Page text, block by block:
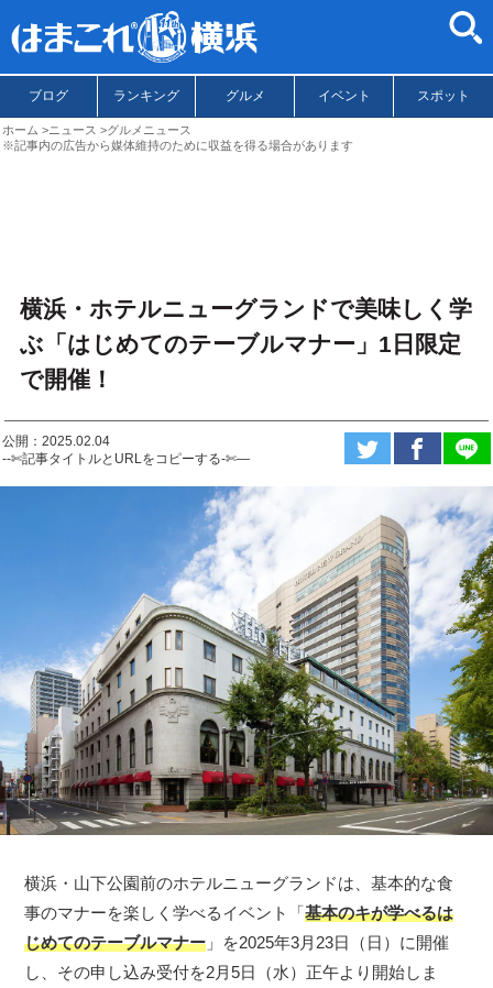
ブログ ランキング グルメ イベント スポット
ホーム ニュース
グルメニュース
※記事内の広告から媒体維持のために収益を得る場合があります
横浜・ホテルニューグランドで美味しく学
ぶ「はじめてのテーブルマナー」1日限定
で開催！
公開：2025.02.04
--✄記事タイトルとURLをコピーする-✄—
横浜・山下公園前のホテルニューグランドは、基本的な食
事のマナーを楽しく学べるイベント「基本のキが学べるは
じめてのテーブルマナー 」を2025年3月23日（日）に開催
し、その申し込み受付を2月5日（水）正午より開始しま